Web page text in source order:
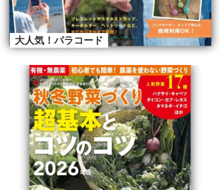
大人気！パラコード